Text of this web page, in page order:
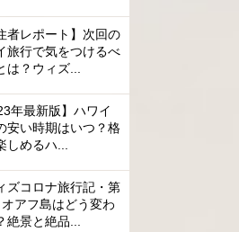
者レポート】次回の
旅行で気をつけるべ
は？ウィズ...
年最新版】ハワイ
安い時期はいつ？格
しめるハ...
ズコロナ旅行記・第
アフ島はどう変わ
絶景と絶品...